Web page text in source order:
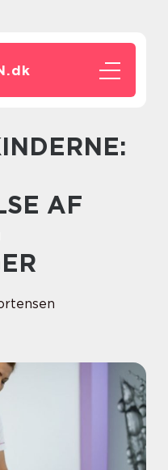
dk
AF